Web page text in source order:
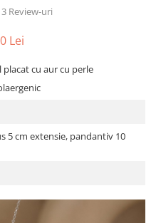
3 Review-uri
Lei
cu aur cu perle
5 cm extensie, pandantiv 10